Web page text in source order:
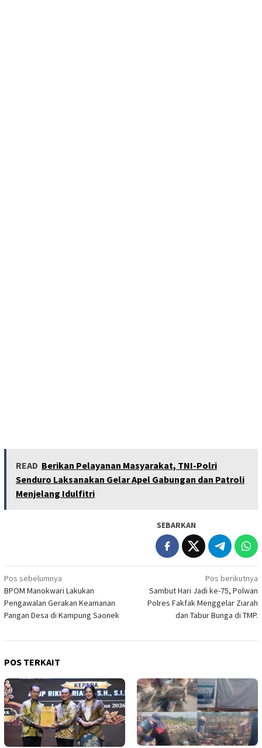
READ Berikan Pelayanan Masyarakat, TNI-Polri
Senduro Laksanakan Gelar Apel Gabungan dan Patroli
Menjelang Idulfitri
SEBARKAN
Navigasi
pos
Pos sebelumnya
BPOM Manokwari Lakukan
Pengawalan Gerakan Keamanan
Pangan Desa di Kampung Saonek
Pos berikutnya
Sambut Hari Jadi ke-75, Polwan
Polres Fakfak Menggelar Ziarah
dan Tabur Bunga di TMP.
POS TERKAIT